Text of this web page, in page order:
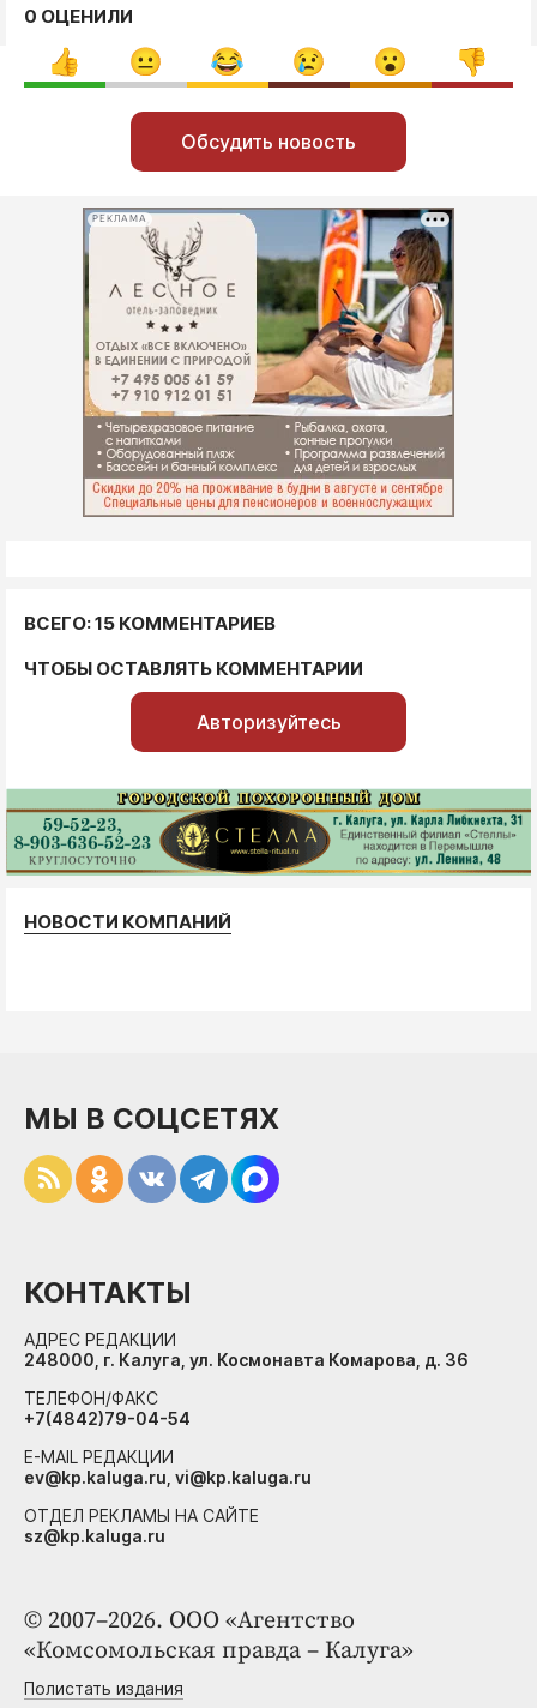
0 ОЦЕНИЛИ
Обсудить новость
РЕКЛАМА
ВСЕГО: 15 КОММЕНТАРИЕВ
ЧТОБЫ ОСТАВЛЯТЬ КОММЕНТАРИИ
Авторизуйтесь
НОВОСТИ КОМПАНИЙ
© 2007–2026. ООО «Агентство
«Комсомольская правда – Калуга»
Полистать издания
МЫ В СОЦСЕТЯХ
КОНТАКТЫ
АДРЕС РЕДАКЦИИ
248000, г. Калуга, ул. Космонавта Комарова, д. 36
ТЕЛЕФОН/ФАКС
+7(4842)79-04-54
E-MAIL РЕДАКЦИИ
ev@kp.kaluga.ru, vi@kp.kaluga.ru
ОТДЕЛ РЕКЛАМЫ НА САЙТЕ
sz@kp.kaluga.ru